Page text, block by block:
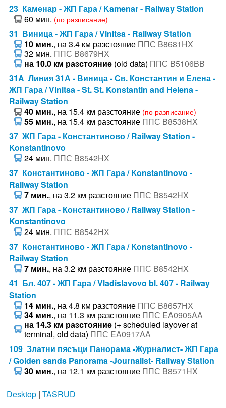
23 Каменар - ЖП Гара / Kamenar - Railway Station
60 мин. (по разписание)
31 Виница - ЖП Гара / Vinitsa - Railway Station
10 мин., на 3.4 км разстояние ППС B8681HX
32 мин. ППС B8679HX
на 10.0 км разстояние(old data) ППС B5106BB
31A Линия 31А - Виница - Св. Константин и Елена -
ЖП Гара / Vinitsa - St. St. Konstantin and Helena -
Railway Station
40 мин., на 15.4 км разстояние (по разписание)
55 мин., на 15.4 км разстояние ППС B8538HX
37 ЖП Гара - Константиново / Railway Station -
Konstantinovo
24 мин. ППС B8542HX
37 Константиново - ЖП Гара / Konstantinovo -
Railway Station
7 мин., на 3.2 км разстояние ППС B8542HX
37 ЖП Гара - Константиново / Railway Station -
Konstantinovo
24 мин. ППС B8542HX
37 Константиново - ЖП Гара / Konstantinovo -
Railway Station
7 мин., на 3.2 км разстояние ППС B8542HX
41 Бл. 407 - ЖП Гара / Vladislavovo bl. 407 - Railway
Station
14 мин., на 4.8 км разстояние ППС B8657HX
34 мин., на 11.3 км разстояние ППС EA0905AA
на 14.3 км разстояние(+ scheduled layover at
terminal, old data) ППС EA0917AA
109 Златни пясъци Панорама -Журналист- ЖП Гара
/ Golden sands Panorama -Journalist- Railway Station
30 мин., на 12.1 км разстояние ППС B8571HX
Desktop| TASRUD